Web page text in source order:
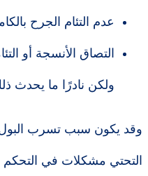
عدم التئام الجرح
التصاق الأنسجة أو
ولكن نادرًا ما يحدث
وقد يكون سبب تسرب البول
التحتي مشكلات في التحكم